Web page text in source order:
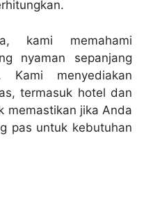
kami memahami
nyaman sepanjang
Kami menyediakan
termasuk hotel dan
memastikan jika Anda
pas untuk kebutuhan